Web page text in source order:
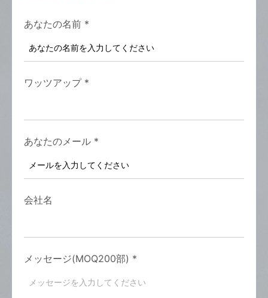
あなたの名前 *
ワッツアップ *
あなたのメール *
会社名
メッセージ(MOQ200部) *